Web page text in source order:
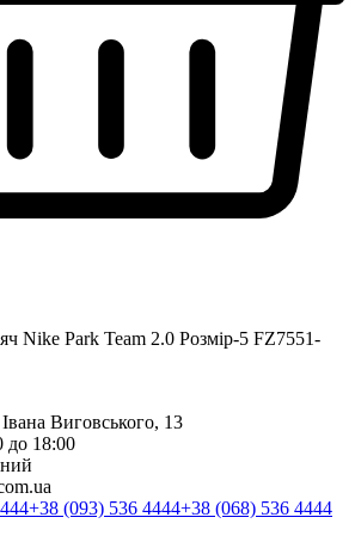
Nike Park Team 2.0 Розмір-5 FZ7551-
Виговського, 13
до 18:00
+38 (093) 536 4444+38 (068) 536 4444